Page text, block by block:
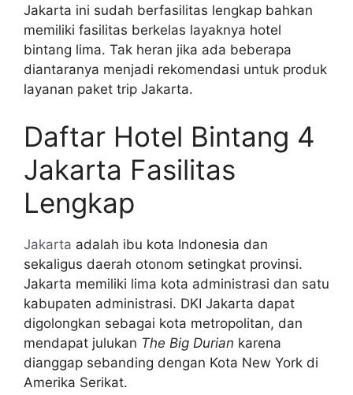
Jakarta ini sudah berfasilitas lengkap bahkan
memiliki fasilitas berkelas layaknya hotel
bintang lima. Tak heran jika ada beberapa
diantaranya menjadi rekomendasi untuk produk
layanan paket trip Jakarta.
Daftar Hotel Bintang 4
Jakarta Fasilitas
Lengkap
Jakarta adalah ibu kota Indonesia dan
sekaligus daerah otonom setingkat provinsi.
Jakarta memiliki lima kota administrasi dan satu
kabupaten administrasi. DKI Jakarta dapat
digolongkan sebagai kota metropolitan, dan
mendapat julukan The Big Durian karena
dianggap sebanding dengan Kota New York di
Amerika Serikat.